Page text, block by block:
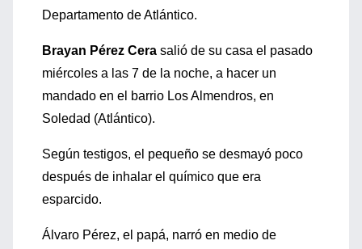
Departamento de Atlántico.
Brayan Pérez Cera salió de su casa el pasado
miércoles a las 7 de la noche, a hacer un
mandado en el barrio Los Almendros, en
Soledad (Atlántico).
Según testigos, el pequeño se desmayó poco
después de inhalar el químico que era
esparcido.
Álvaro Pérez, el papá, narró en medio de